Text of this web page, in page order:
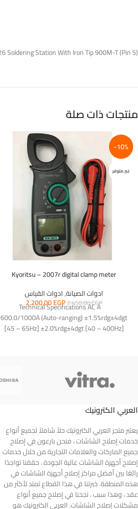
(5 Pin) Electric Solder Soldering Iron Handle for SS989H/207/936/937/928/926 Soldering Station With Iron Tip 900M-T
منتجات ذات صلة
-10%
غير متوفر
Kyoritsu – 2007r digital clamp meter
ادوات الصيانة,ادوات القياس
2.450,00EGP
2.200,00EGP
Technical Specifications AC A
600.0/1000A (Auto-ranging) ±1.5%rdg±4dgt
[45 – 65Hz] ±2.0%rdg±4dgt [40 – 400Hz]
العربي الكترونيك
يعتبر متجر العربي الكترونيك حلاً شاملاً لجميع أنواع
خدمات إصلاح الشاشات ، فنحن بارعون في إصلاح
جميع الماركات والعلامات التجارية من خلال خدمات
إصلاح أجهزة الشاشات عالية الجودة ، حققنا تواجدًا
رائعًا بين أفضل مراكز إصلاح أجهزة الشاشات في
هذه المنطقة. خبرتنا في هذا القطاع تمتد لأكثر من
عقد ، وهذا سبب ، نجحنا في إصلاح جميع أنواع
مشكلات إصلاح الشاشات. العربي الكترونيك هو